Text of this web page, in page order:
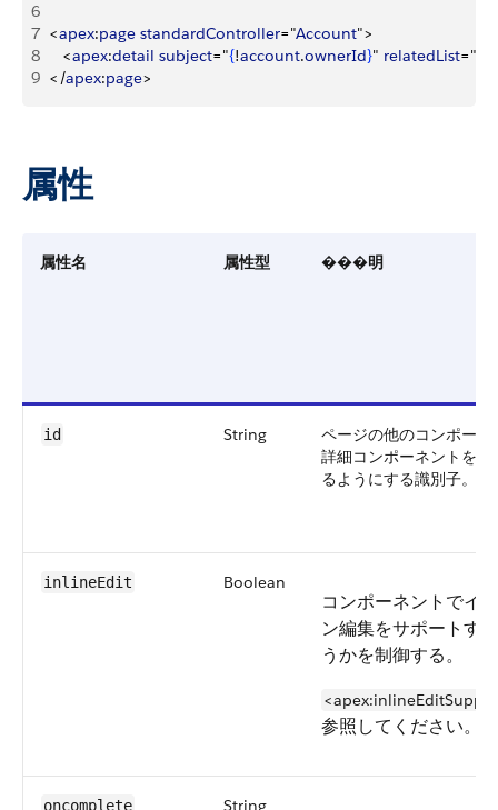
6
7 <apex:page standardController="Account">
8
<apex:detail subject="{!account.ownerId}" relatedList="
9 < /apex:page>
属性
属性名 属性型 ���明
id String
ページの他のコンポーネ
詳細コンポーネントを参
るようにする識別子。
inlineEdit Boolean
コンポーネントでイ
ン編集をサポートす
うかを制御する。
参照してください。
oncomplete String